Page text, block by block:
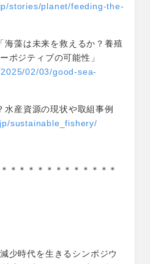
stories/planet/feeding-the-
藻は未来を救えるか？養殖
ポジティブの可能性」
02/03/good-sea-
水産資源の現状や取組事例
sustainable_fishery/
＊＊＊＊＊＊＊＊＊＊＊＊
少時代を生きるシンポジウ